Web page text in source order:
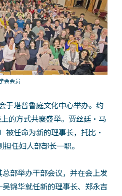
会会员
于塔普鲁庭文化中心举办。约
的方式共襄盛举。贾丝廷‧马
任命为新的理事长，托比‧
任妇人部部长一职。
部举办干部会议，并在会上发
锦华就任新的理事长、郑永吉